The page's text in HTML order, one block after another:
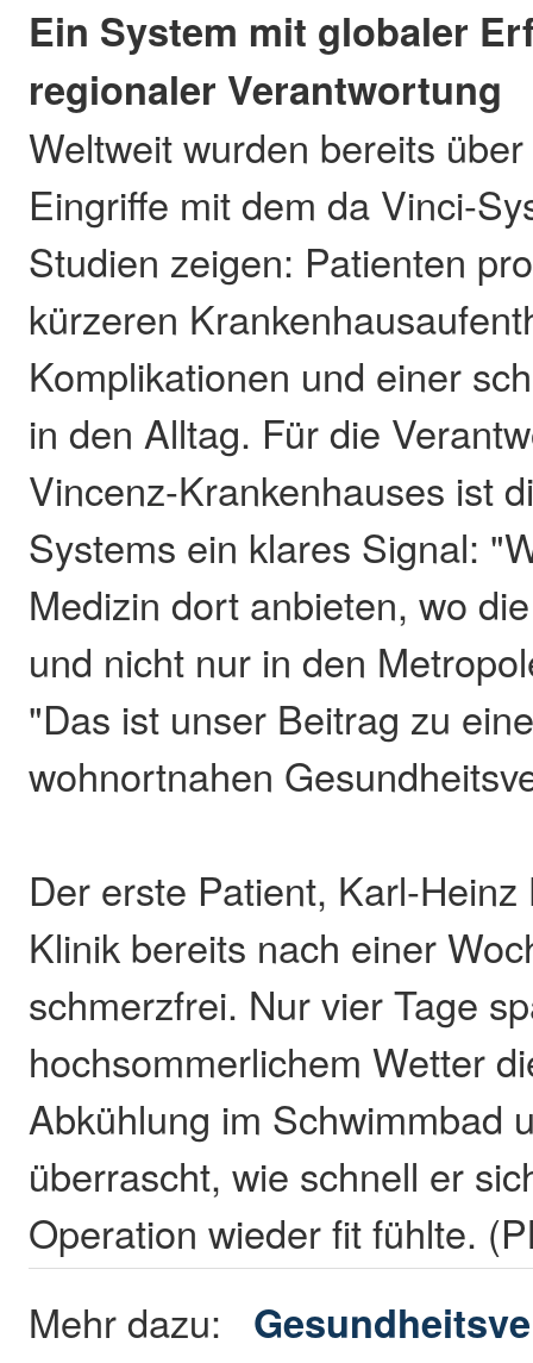
Ein System mit globaler
regionaler Verantwortung
Weltweit wurden bereits
Eingriffe mit dem da Vinci-
Studien zeigen: Patienten
kürzeren
Komplikationen und einer
in den Alltag. Für die
Vincenz-Krankenhauses ist
Systems ein klares Signal:
Medizin dort anbieten, wo
und nicht nur in den
"Das ist unser Beitrag zu
wohnortnahen
Der erste Patient, Karl-
Klinik bereits nach einer
schmerzfrei. Nur vier Tage
hochsommerlichem Wetter
Abkühlung im Schwimmbad
überrascht, wie schnell er
Operation wieder fit fühlte.
Mehr dazu: